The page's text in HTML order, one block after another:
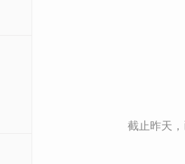
截止昨天